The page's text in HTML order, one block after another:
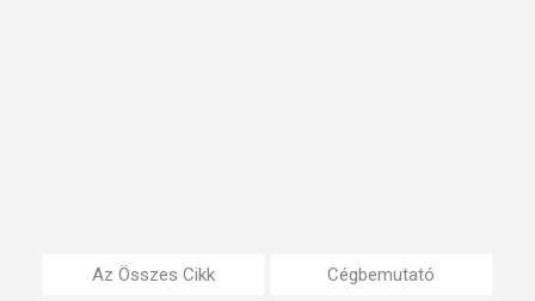
Az Összes Cikk Cégbemutató